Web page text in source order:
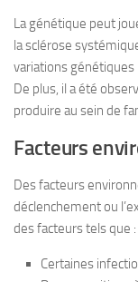
La génétique peut
la sclérose
variations génétiques
De plus, il a été
produire au sein de
Facteurs
Des facteurs
déclenchement ou
des facteurs tels que :
Certaines